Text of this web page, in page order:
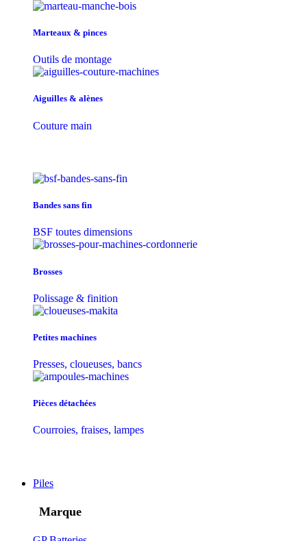
Marteaux & pinces
Outils de montage
Aiguilles & alènes
Couture main
Bandes sans fin
BSF toutes dimensions
Brosses
Polissage & finition
Petites machines
Presses, cloueuses, bancs
Pièces détachées
Courroies, fraises, lampes
Piles
Marque